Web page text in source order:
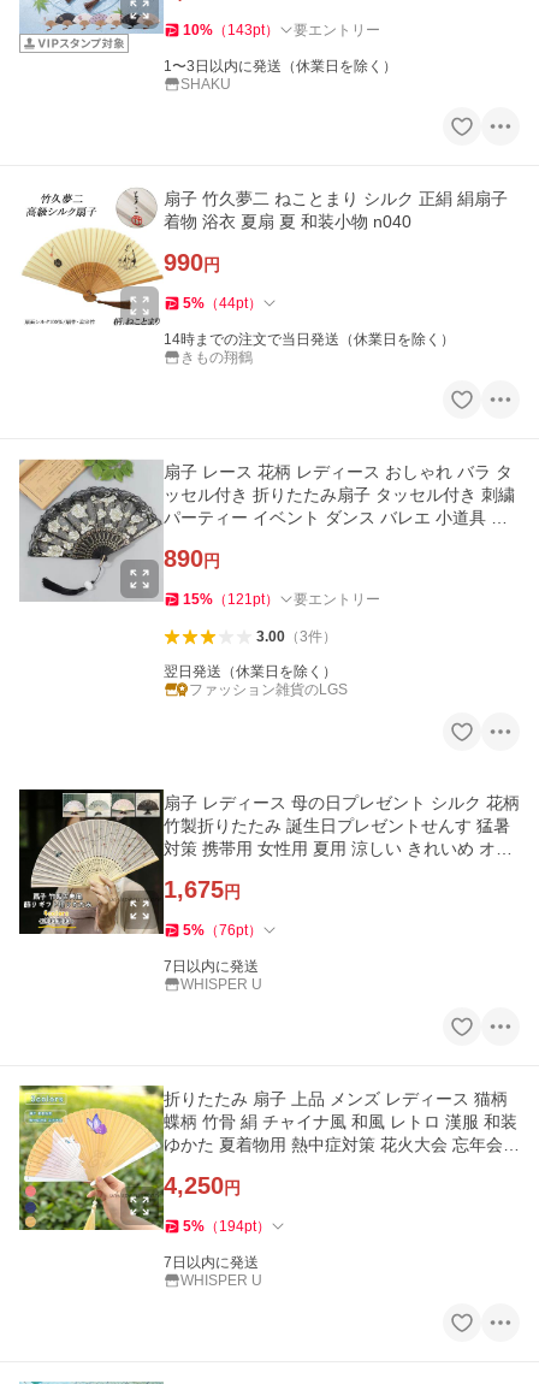
10% （ 143pt） 要エントリー
1〜3日以内に発送（休業日を除く）
SHAKU
扇子 竹久夢二 ねことまり シルク 正絹 絹扇子
着物 浴衣 夏扇 夏 和装小物 n040
990円
5% （44pt）
14時までの注文で当日発送（休業日を除く）
きもの翔鶴
扇子 レース 花柄 レディース おしゃれ バラ タ
ッセル付き 折りたたみ扇子 タッセル付き 刺繍
パーティー イベント ダンス バレエ 小道具 小
890円
15% （ 121pt） 要エントリー
3.00（3件）
翌日発送（休業日を除く）
ファッション雑貨のLGS
扇子 レディース 母の日プレゼント シルク 花柄
竹製折りたたみ 誕生日プレゼントせんす 猛暑
対策 携帯用 女性用 夏用 涼しい きれいめ オシ
1,675円
5% （76pt）
7日以内に発送
WHISPER U
折りたたみ 扇子 上品 メンズ レディース 猫柄
蝶柄 竹骨 絹 チャイナ風 和風 レトロ 漢服 和装
ゆかた 夏着物用 熱中症対策 花火大会 忘年会
4,250円
5% （ 194pt）
7日以内に発送
WHISPER U